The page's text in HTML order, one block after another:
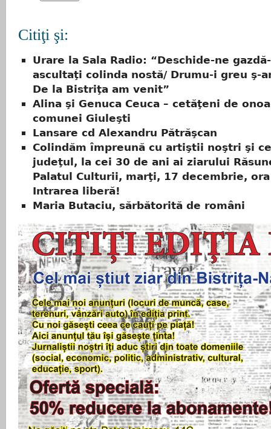
Citiţi şi:
Urare la Sala Radio: “Deschide-ne
ascultaţi colinda nostă/ Drumu-i greu ş-
De la Bistriţa am venit”
Alina şi Genuca Ceuca – cetăţeni de
comunei Giuleşti
Lansare cd Alexandru Pătrăşcan
Colindăm împreună cu artiştii noştri şi
judeţul, la cei 30 de ani ai ziarului
Palatul Culturii, marţi, 17 decembrie,
Intrarea liberă!
Maria Butaciu, sărbătorită de români